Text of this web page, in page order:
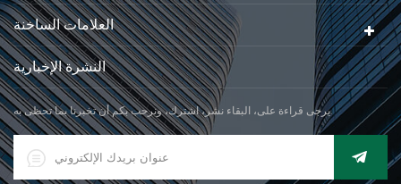
العلامات الساخنة
النشرة الإخبارية
يرجى قراءة على، البقاء نشر، اشترك، ونرحب بكم أن تخبرنا بما تحظى به.